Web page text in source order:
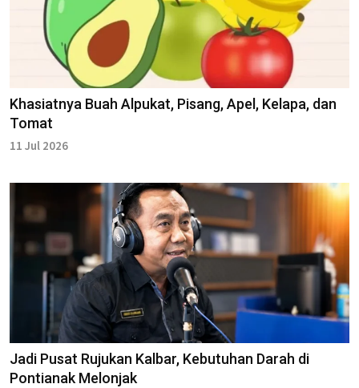
Khasiatnya Buah Alpukat, Pisang, Apel, Kelapa, dan
Tomat
11 Jul 2026
Jadi Pusat Rujukan Kalbar, Kebutuhan Darah di
Pontianak Melonjak